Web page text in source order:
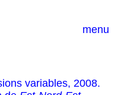
menu
variables, 2008.